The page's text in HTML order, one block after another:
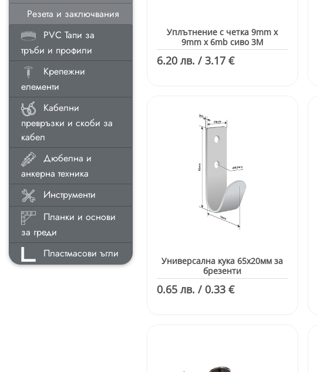
Резета и заключвания
PVC Тапи за
тръби и профили
Крепежни
елементи
Кабелни
превръзки и скоби за
кабел
Дюбелна и
анкерна техника
Инструменти
Планки и основи
за греди
Пластмасови ъгли
Уплътнение с четка 9mm x
9mm x 6mb сиво 3M
6.20 лв. / 3.17 €
Универсална кука 65х20мм за
брезенти
0.65 лв. / 0.33 €